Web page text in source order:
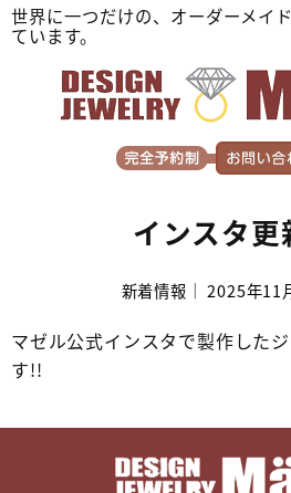
世界に一つだけの、オーダーメイ
ています。
インスタ
新着情報｜ 2025年11
マゼル公式インスタで製作した
す!!